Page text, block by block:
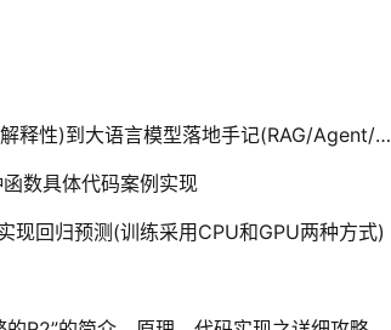
AI：新书预告—从机器学习避坑指南(分类/回归/聚类/可解释性)到大语言模型落地手记(RAG/Agent/MCP)，一场耗时5+
数具体代码案例实现
回归预测(训练采用CPU和GPU两种方式)